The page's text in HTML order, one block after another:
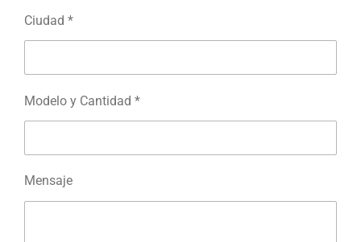
Ciudad *
Modelo y Cantidad *
Mensaje